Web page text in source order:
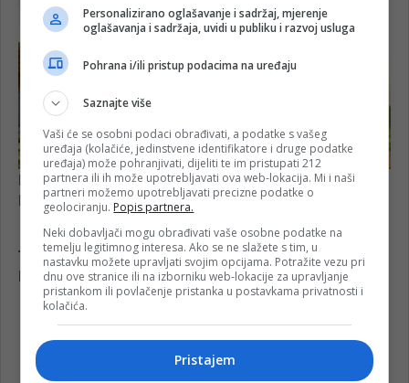
Personalizirano oglašavanje i sadržaj, mjerenje
oglašavanja i sadržaja, uvidi u publiku i razvoj usluga
Pohrana i/ili pristup podacima na uređaju
Saznajte više
Vaši će se osobni podaci obrađivati, a podatke s vašeg
uređaja (kolačiće, jedinstvene identifikatore i druge podatke
uređaja) može pohranjivati, dijeliti te im pristupati 212
partnera ili ih može upotrebljavati ova web-lokacija. Mi i naši
partneri možemo upotrebljavati precizne podatke o
geolociranju. Popis partnera.
Neki dobavljači mogu obrađivati vaše osobne podatke na
temelju legitimnog interesa. Ako se ne slažete s tim, u
nastavku možete upravljati svojim opcijama. Potražite vezu pri
dnu ove stranice ili na izborniku web-lokacije za upravljanje
pristankom ili povlačenje pristanka u postavkama privatnosti i
kolačića.
Pristajem